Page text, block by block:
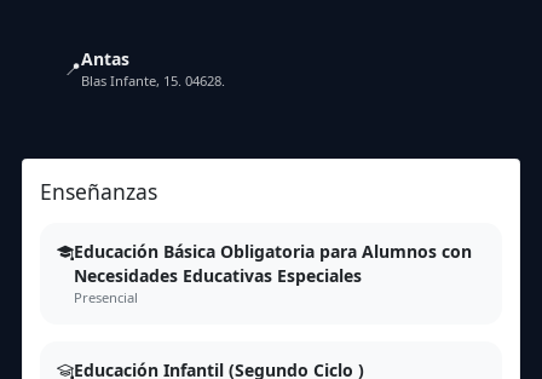
📍Antas
Blas Infante, 15. 04628.
Enseñanzas
Educación Básica Obligatoria para Alumnos con
Necesidades Educativas Especiales
Presencial
Educación Infantil (Segundo Ciclo )